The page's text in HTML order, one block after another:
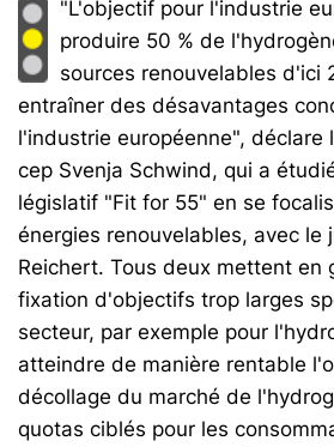
"L'objectif pour l'industrie
produire 50 % de
sources renouvelables d'ici
entraîner des désavantages
l'industrie européenne", déclare
cep Svenja Schwind, qui a
législatif "Fit for 55" en se
énergies renouvelables, avec le
Reichert. Tous deux mettent en
fixation d'objectifs trop larges
secteur, par exemple pour
atteindre de manière rentable
décollage du marché de
quotas ciblés pour les